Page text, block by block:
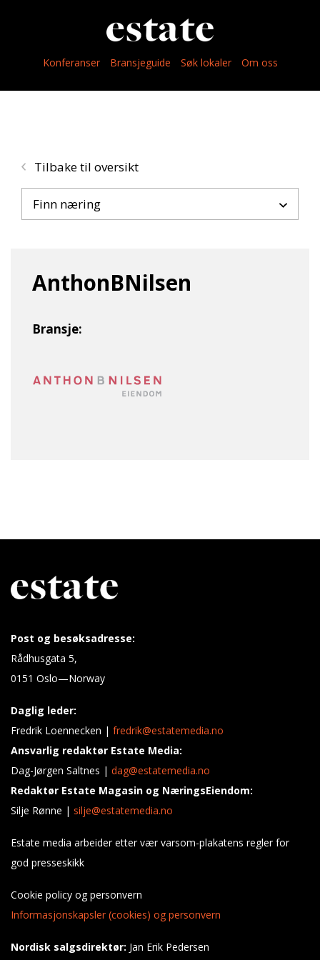
Konferanser Bransjeguide Søk lokaler Om oss
Tilbake til oversikt
Finn næring
AnthonBNilsen
Bransje:
Post og besøksadresse:
Rådhusgata 5,
0151 Oslo—Norway
Daglig leder:
Fredrik Loennecken | fredrik@estatemedia.no
Ansvarlig redaktør Estate Media:
Dag-Jørgen Saltnes | dag@estatemedia.no
Redaktør Estate Magasin og NæringsEiendom:
Silje Rønne | silje@estatemedia.no
Estate media arbeider etter vær varsom-plakatens regler for
god presseskikk
Cookie policy og personvern
Informasjonskapsler (cookies) og personvern
Nordisk salgsdirektør: Jan Erik Pedersen